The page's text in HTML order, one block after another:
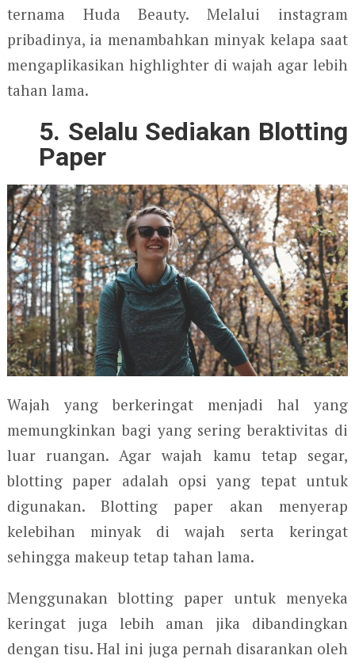
ternama Huda Beauty. Melalui instagram
pribadinya, ia menambahkan minyak kelapa saat
mengaplikasikan highlighter di wajah agar lebih
tahan lama.
5. Selalu Sediakan Blotting
Paper
Wajah yang berkeringat menjadi hal yang
memungkinkan bagi yang sering beraktivitas di
luar ruangan. Agar wajah kamu tetap segar,
blotting paper adalah opsi yang tepat untuk
digunakan. Blotting paper akan menyerap
kelebihan minyak di wajah serta keringat
sehingga makeup tetap tahan lama.
Menggunakan blotting paper untuk menyeka
keringat juga lebih aman jika dibandingkan
dengan tisu. Hal ini juga pernah disarankan oleh